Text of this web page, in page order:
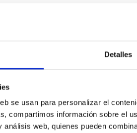
Detalles
se usan para personalizar el
compartimos información sobre el
análisis web, quienes pueden